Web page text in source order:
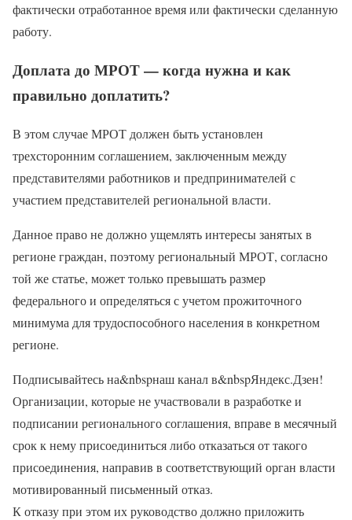
фактически отработанное время или фактически сделанную
работу.
Доплата до МРОТ — когда нужна и как
правильно доплатить?
В этом случае МРОТ должен быть установлен
трехсторонним соглашением, заключенным между
представителями работников и предпринимателей с
участием представителей региональной власти.
Данное право не должно ущемлять интересы занятых в
регионе граждан, поэтому региональный МРОТ, согласно
той же статье, может только превышать размер
федерального и определяться с учетом прожиточного
минимума для трудоспособного населения в конкретном
регионе.
Подписывайтесь на&nbspнаш канал в&nbspЯндекс.Дзен!
Организации, которые не участвовали в разработке и
подписании регионального соглашения, вправе в месячный
срок к нему присоединиться либо отказаться от такого
присоединения, направив в соответствующий орган власти
мотивированный письменный отказ.
К отказу при этом их руководство должно приложить